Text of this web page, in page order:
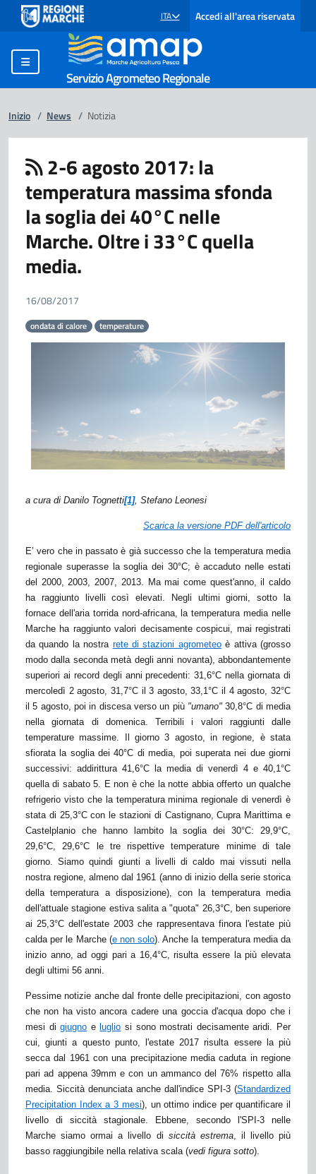
SELEZIONE LINGUA: LINGUA SELEZIONATA
ITA Accedi all'area riservata
Servizio Agrometeo Regionale
Inizio / News / Notizia
2-6 agosto 2017: la
temperatura massima sfonda
la soglia dei 40°C nelle
Marche. Oltre i 33°C quella
media.
16/08/2017
ondata di calore temperature
a cura di Danilo Tognetti[1], Stefano Leonesi
Scarica la versione PDF dell'articolo
E’ vero che in passato è già successo che la temperatura media
regionale superasse la soglia dei 30°C; è accaduto nelle estati
del 2000, 2003, 2007, 2013. Ma mai come quest'anno, il caldo
ha raggiunto livelli così elevati. Negli ultimi giorni, sotto la
fornace dell'aria torrida nord-africana, la temperatura media nelle
Marche ha raggiunto valori decisamente cospicui, mai registrati
da quando la nostra rete di stazioni agrometeoè attiva (grosso
modo dalla seconda metà degli anni novanta), abbondantemente
superiori ai record degli anni precedenti: 31,6°C nella giornata di
mercoledì 2 agosto, 31,7°C il 3 agosto, 33,1°C il 4 agosto, 32°C
il 5 agosto, poi in discesa verso un più "umano" 30,8°C di media
nella giornata di domenica. Terribili i valori raggiunti dalle
temperature massime. Il giorno 3 agosto, in regione, è stata
sfiorata la soglia dei 40°C di media, poi superata nei due giorni
successivi: addirittura 41,6°C la media di venerdì 4 e 40,1°C
quella di sabato 5. E non è che la notte abbia offerto un qualche
refrigerio visto che la temperatura minima regionale di venerdì è
stata di 25,3°C con le stazioni di Castignano, Cupra Marittima e
Castelplanio che hanno lambito la soglia dei 30°C: 29,9°C,
29,6°C, 29,6°C le tre rispettive temperature minime di tale
giorno. Siamo quindi giunti a livelli di caldo mai vissuti nella
nostra regione, almeno dal 1961 (anno di inizio della serie storica
della temperatura a disposizione), con la temperatura media
dell'attuale stagione estiva salita a "quota" 26,3°C, ben superiore
ai 25,3°C dell'estate 2003 che rappresentava finora l'estate più
calda per le Marche (e non solo). Anche la temperatura media da
inizio anno, ad oggi pari a 16,4°C, risulta essere la più elevata
degli ultimi 56 anni.
Pessime notizie anche dal fronte delle precipitazioni, con agosto
che non ha visto ancora cadere una goccia d'acqua dopo che i
mesi digiugno e luglio si sono mostrati decisamente aridi. Per
cui, giunti a questo punto, l'estate 2017 risulta essere la più
secca dal 1961 con una precipitazione media caduta in regione
pari ad appena 39mm e con un ammanco del 76% rispetto alla
media. Siccità denunciata anche dall'indice SPI-3 (Standardized
Precipitation Index a 3 mesi), un ottimo indice per quantificare il
livello di siccità stagionale. Ebbene, secondo l'SPI-3 nelle
Marche siamo ormai a livello di siccità estrema, il livello più
basso raggiungibile nella relativa scala (vedi figura sotto).